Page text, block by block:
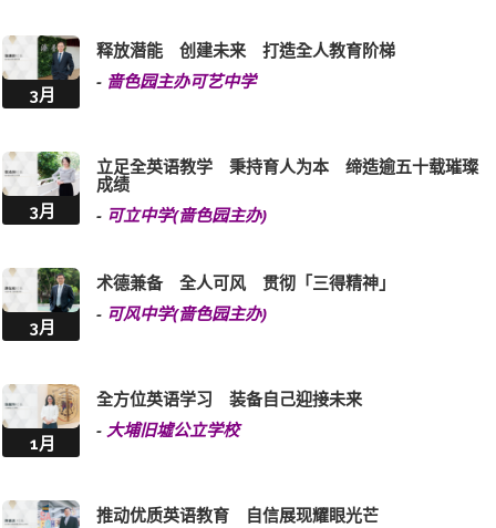
3月
释放潜能 创建未来 打造全人教育阶梯
- 啬色园主办可艺中学
3月
立足全英语教学 秉持育人为本 缔造逾五十载璀璨
成绩
- 可立中学(啬色园主办)
3月
术德兼备 全人可风 贯彻「三得精神」
- 可风中学(啬色园主办)
1月
全方位英语学习 装备自己迎接未来
- 大埔旧墟公立学校
推动优质英语教育 自信展现耀眼光芒